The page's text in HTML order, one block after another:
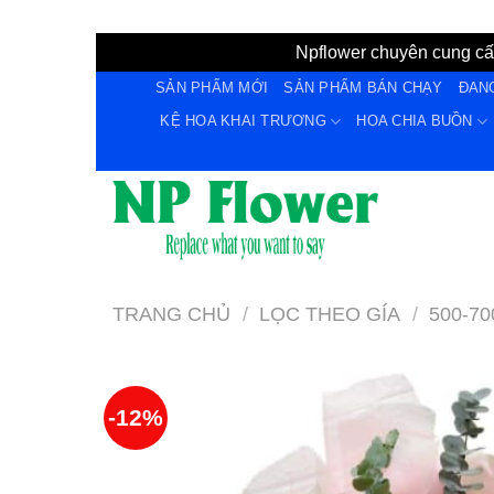
Npflower chuyên cung
dung
SẢN PHẨM MỚI SẢN PHẨM BÁN CHẠY
KỆ HOA KHAI TRƯƠNG
HOA CHIA BUỒN
TRANG CHỦ / LỌC THEO GÍA / 500-
-12%